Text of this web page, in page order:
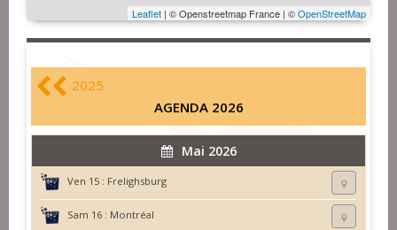
Leaflet | © Openstreetmap France | ©OpenStreetMap
2025
AGENDA 2026
Mai 2026
Ven 15 : Frelighsburg
Sam 16 : Montréal